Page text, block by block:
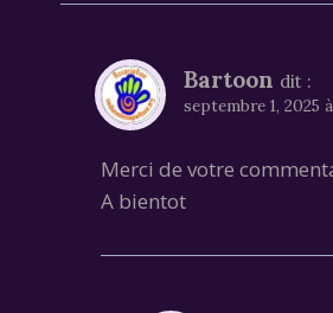
Bartoon dit :
septembre 1, 2025
Merci de votre
A bientot